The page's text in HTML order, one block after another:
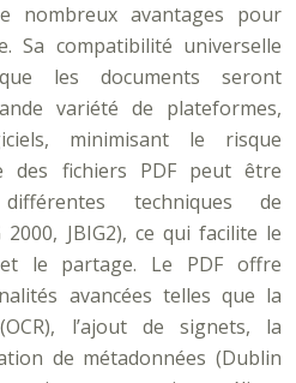
nombreux avantages pour
Sa compatibilité universelle
les documents seront
variété de plateformes,
minimisant le risque
des fichiers PDF peut être
techniques de
2000, JBIG2), ce qui facilite le
le partage. Le PDF offre
avancées telles que la
l’ajout de signets, la
de métadonnées (Dublin